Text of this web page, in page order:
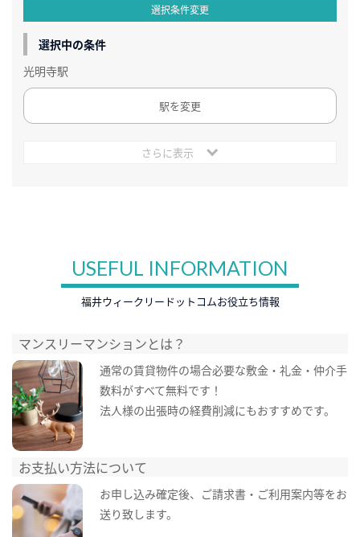
選択条件変更
選択中の条件
光明寺駅
駅を変更
さらに表示
USEFUL INFORMATION
福井ウィークリードットコムお役立ち情報
マンスリーマンションとは？
通常の賃貸物件の場合必要な敷金・礼金・仲介手
数料がすべて無料です！
法人様の出張時の経費削減にもおすすめです。
お支払い方法について
お申し込み確定後、ご請求書・ご利用案内等をお
送り致します。